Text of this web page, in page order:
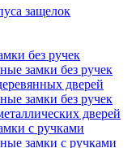
защелок
без ручек
замки без ручек
дверей
замки без ручек
дверей
с ручками
замки с ручками